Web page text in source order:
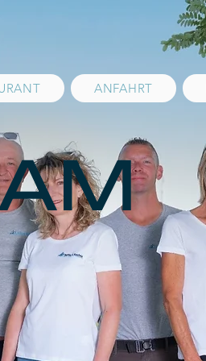
ANFAHRT